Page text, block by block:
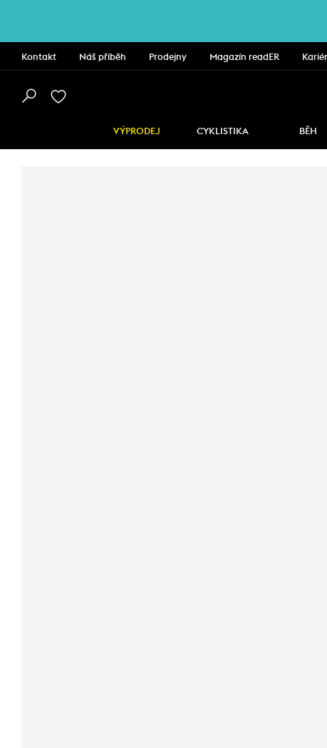
Kontakt Náš příběh Prodejny Magazín readER
VÝPRODEJ CYKLISTIKA BĚH